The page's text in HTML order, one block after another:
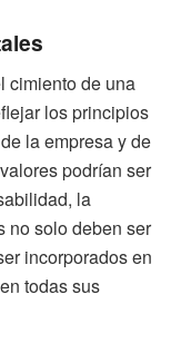
cimiento de una
los principios
la empresa y de
podrían ser
la
no solo deben ser
incorporados en
todas sus